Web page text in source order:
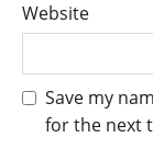
Website
Save my
for the next